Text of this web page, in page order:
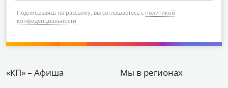
Подписываясь на рассылку, вы соглашаетесь с политикой
конфиденциальности
«КП» – Афиша Мы в регионах